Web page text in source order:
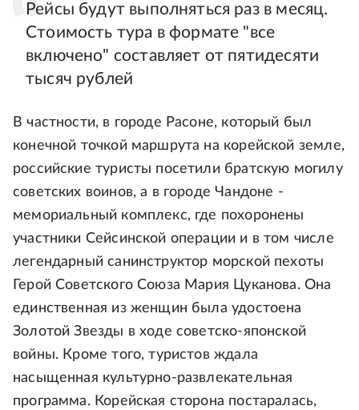
Рейсы будут выполняться раз в месяц.
Стоимость тура в формате "все
включено" составляет от пятидесяти
тысяч рублей
В частности, в городе Расоне, который был
конечной точкой маршрута на корейской земле,
российские туристы посетили братскую могилу
советских воинов, а в городе Чандоне -
мемориальный комплекс, где похоронены
участники Сейсинской операции и в том числе
легендарный санинструктор морской пехоты
Герой Советского Союза Мария Цуканова. Она
единственная из женщин была удостоена
Золотой Звезды в ходе советско-японской
войны. Кроме того, туристов ждала
насыщенная культурно-развлекательная
программа. Корейская сторона постаралась,